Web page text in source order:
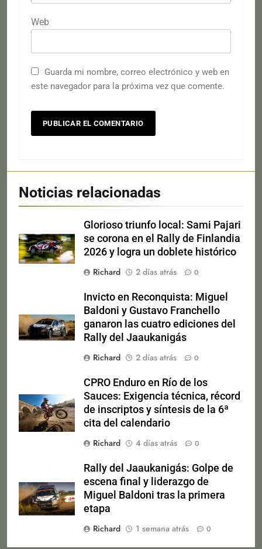
Web
Guarda mi nombre, correo electrónico y web en
este navegador para la próxima vez que comente.
Noticias relacionadas
Glorioso triunfo local: Sami Pajari
se corona en el Rally de Finlandia
2026 y logra un doblete histórico
Richard
2 días atrás 0
Invicto en Reconquista: Miguel
Baldoni y Gustavo Franchello
ganaron las cuatro ediciones del
Rally del Jaaukanigás
Richard
2 días atrás 0
CPRO Enduro en Río de los
Sauces: Exigencia técnica, récord
de inscriptos y síntesis de la 6ª
cita del calendario
Richard
4 días atrás 0
Rally del Jaaukanigás: Golpe de
escena final y liderazgo de
Miguel Baldoni tras la primera
etapa
Richard
1 semana atrás 0